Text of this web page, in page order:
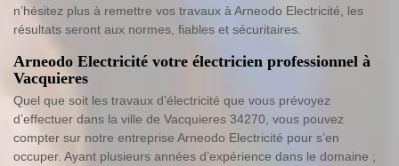
n’hésitez plus à remettre vos travaux à Arneodo Electricité, les
résultats seront aux normes, fiables et sécuritaires.
Arneodo Electricité votre électricien professionnel à
Vacquieres
Quel que soit les travaux d’électricité que vous prévoyez
d’effectuer dans la ville de Vacquieres 34270, vous pouvez
compter sur notre entreprise Arneodo Electricité pour s’en
occuper. Ayant plusieurs années d’expérience dans le domaine ;